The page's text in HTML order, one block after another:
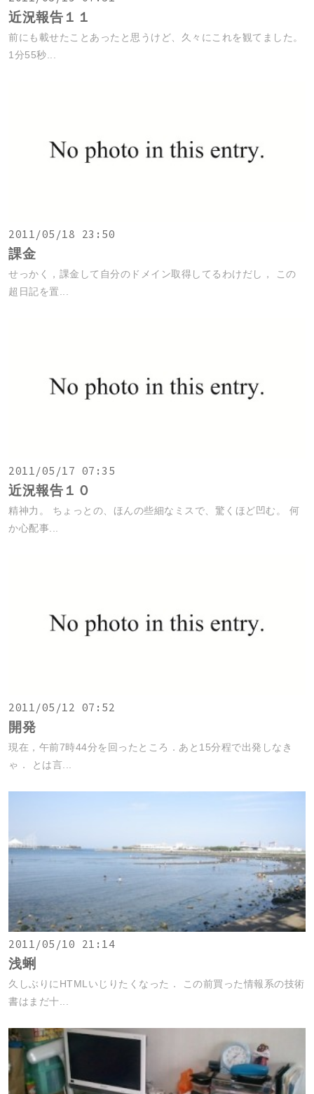
近況報告１１
前にも載せたことあったと思うけど、久々にこれを観てました。
1分55秒...
2011/05/18 23:50
課金
せっかく，課金して自分のドメイン取得してるわけだし， この
超日記を置...
2011/05/17 07:35
近況報告１０
精神力。 ちょっとの、ほんの些細なミスで、驚くほど凹む。 何
か心配事...
2011/05/12 07:52
開発
現在，午前7時44分を回ったところ．あと15分程で出発しなき
ゃ． とは言...
2011/05/10 21:14
浅蜊
久しぶりにHTMLいじりたくなった． この前買った情報系の技術
書はまだ十...